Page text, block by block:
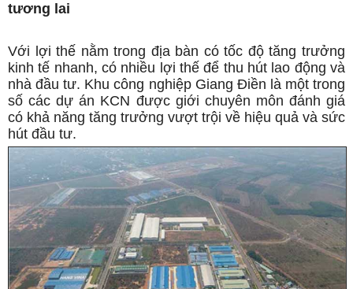
tương lai
Với lợi thế nằm trong địa bàn có tốc độ tăng trưởng
kinh tế nhanh, có nhiều lợi thế để thu hút lao động và
nhà đầu tư. Khu công nghiệp Giang Điền là một trong
số các dự án KCN được giới chuyên môn đánh giá
có khả năng tăng trưởng vượt trội về hiệu quả và sức
hút đầu tư.